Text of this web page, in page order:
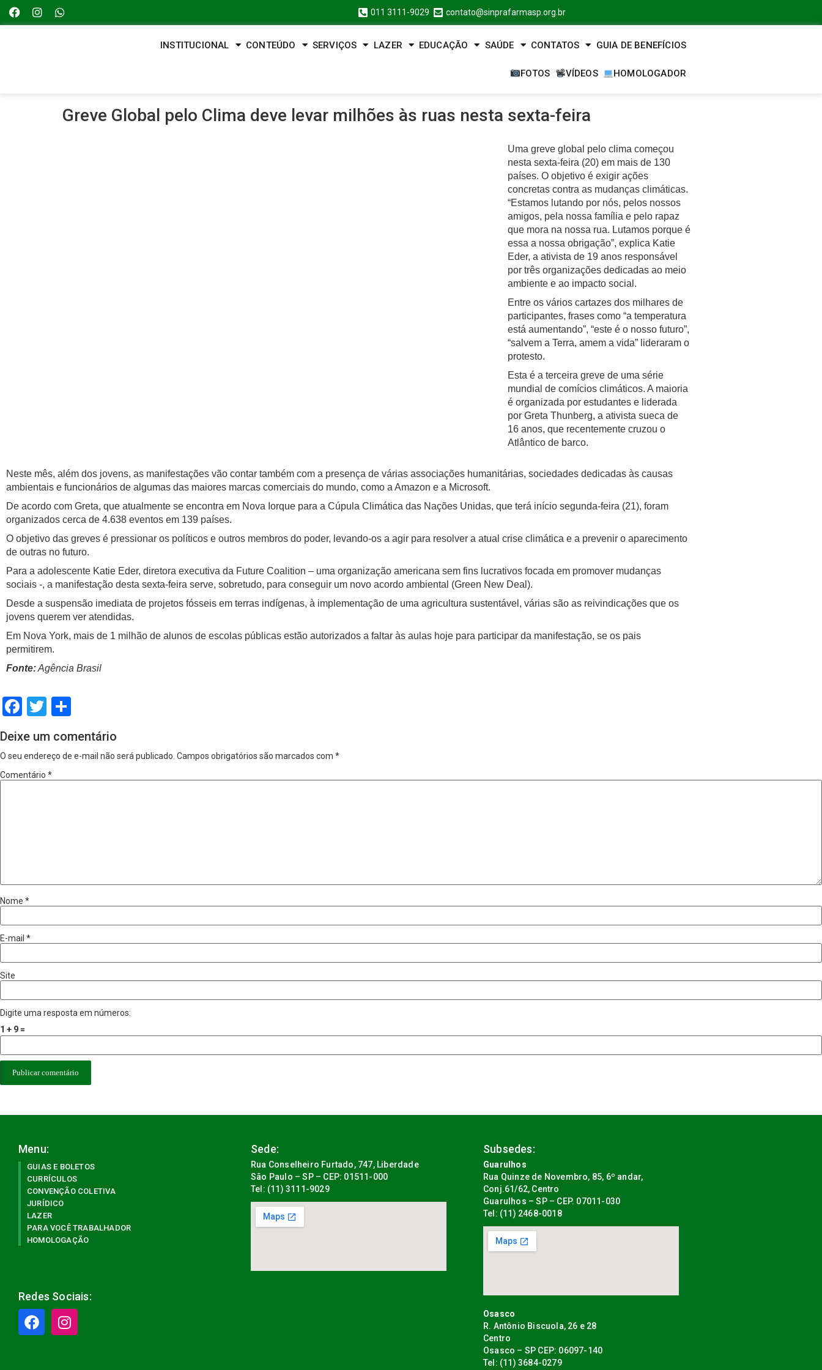
011 3111-9029 contato@sinprafarmasp.org.br
INSTITUCIONAL CONTEÚDO SERVIÇOS LAZER EDUCAÇÃO SAÚDE CONTATOS GUIA DE BENEFÍCIOS
FOTOS VÍDEOS HOMOLOGADOR
Greve Global pelo Clima deve levar milhões às ruas nesta sexta-feira
Uma greve global pelo clima começou
nesta sexta-feira (20) em mais de 130
países. O objetivo é exigir ações
concretas contra as mudanças climáticas.
“Estamos lutando por nós, pelos nossos
amigos, pela nossa família e pelo rapaz
que mora na nossa rua. Lutamos porque é
essa a nossa obrigação”, explica Katie
Eder, a ativista de 19 anos responsável
por três organizações dedicadas ao meio
ambiente e ao impacto social.
Entre os vários cartazes dos milhares de
participantes, frases como “a temperatura
está aumentando”, “este é o nosso futuro”,
“salvem a Terra, amem a vida” lideraram o
protesto.
Esta é a terceira greve de uma série
mundial de comícios climáticos. A maioria
é organizada por estudantes e liderada
por Greta Thunberg, a ativista sueca de
16 anos, que recentemente cruzou o
Atlântico de barco.
Neste mês, além dos jovens, as manifestações vão contar também com a presença de várias associações humanitárias, sociedades dedicadas às causas
ambientais e funcionários de algumas das maiores marcas comerciais do mundo, como a Amazon e a Microsoft.
De acordo com Greta, que atualmente se encontra em Nova Iorque para a Cúpula Climática das Nações Unidas, que terá início segunda-feira (21), foram
organizados cerca de 4.638 eventos em 139 países.
O objetivo das greves é pressionar os políticos e outros membros do poder, levando-os a agir para resolver a atual crise climática e a prevenir o aparecimento
de outras no futuro.
Para a adolescente Katie Eder, diretora executiva da Future Coalition – uma organização americana sem fins lucrativos focada em promover mudanças
sociais -, a manifestação desta sexta-feira serve, sobretudo, para conseguir um novo acordo ambiental (Green New Deal).
Desde a suspensão imediata de projetos fósseis em terras indígenas, à implementação de uma agricultura sustentável, várias são as reivindicações que os
jovens querem ver atendidas.
Em Nova York, mais de 1 milhão de alunos de escolas públicas estão autorizados a faltar às aulas hoje para participar da manifestação, se os pais
permitirem.
Fonte:Agência Brasil
Facebook
Twitter
Deixe um comentário
O seu endereço de e-mail não será publicado. Campos obrigatórios são marcados com *
Comentário *
Nome *
E-mail *
Site
Digite uma resposta em números:
1 + 9 =
Menu:
GUIAS E BOLETOS
CURRÍCULOS
CONVENÇÃO COLETIVA
JURÍDICO
LAZER
PARA VOCÊ TRABALHADOR
HOMOLOGAÇÃO
Redes Sociais:
Sede:
Rua Conselheiro Furtado, 747, Liberdade
São Paulo – SP – CEP: 01511-000
Tel: (11) 3111-9029
Subsedes:
Guarulhos
Rua Quinze de Novembro, 85, 6º andar,
Conj.61/62, Centro
Guarulhos – SP – CEP. 07011-030
Tel: (11) 2468-0018
Osasco
R. Antônio Biscuola, 26 e 28
Centro
Osasco – SP CEP: 06097-140
Tel: (11) 3684-0279